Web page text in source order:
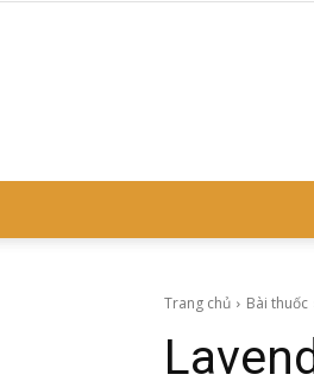
Trang chủ Bài thuốc